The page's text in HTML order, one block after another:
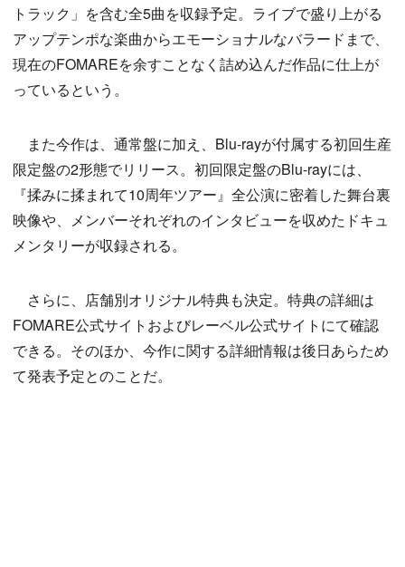
トラック」を含む全5曲を収録予定。ライブで盛り上がる
アップテンポな楽曲からエモーショナルなバラードまで、
現在のFOMAREを余すことなく詰め込んだ作品に仕上が
っているという。
また今作は、通常盤に加え、Blu-rayが付属する初回生産
限定盤の2形態でリリース。初回限定盤のBlu-rayには、
『揉みに揉まれて10周年ツアー』全公演に密着した舞台裏
映像や、メンバーそれぞれのインタビューを収めたドキュ
メンタリーが収録される。
さらに、店舗別オリジナル特典も決定。特典の詳細は
FOMARE公式サイトおよびレーベル公式サイトにて確認
できる。そのほか、今作に関する詳細情報は後日あらため
て発表予定とのことだ。